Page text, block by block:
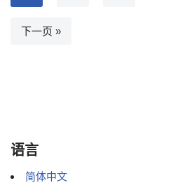
下一页 »
语言
简体中文